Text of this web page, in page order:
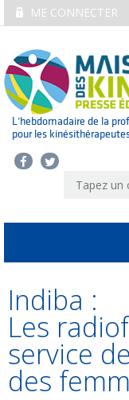
ME CONNECTER
L’hebdomadaire de la
pour les
Indiba :
Les
service
des